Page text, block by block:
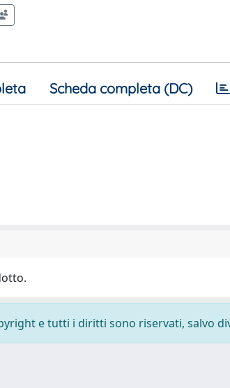
Scheda completa (DC)
e tutti i diritti sono riservati, salvo